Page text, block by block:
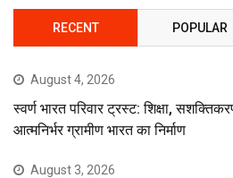
RECENT POPULAR
August 4, 2026
स्वर्ण भारत परिवार ट्रस्ट: शिक्षा,
आत्मनिर्भर ग्रामीण भारत का निर्माण
August 3, 2026